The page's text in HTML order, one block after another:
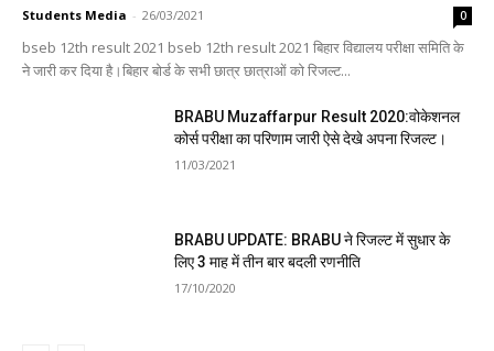
Students Media - 26/03/2021 0
bseb 12th result 2021 bseb 12th result 2021 बिहार विद्यालय परीक्षा समिति के
ने जारी कर दिया है।बिहार बोर्ड के सभी छात्र छात्राओं को रिजल्ट...
BRABU Muzaffarpur Result 2020:वोकेशनल
कोर्स परीक्षा का परिणाम जारी ऐसे देखे अपना रिजल्ट।
11/03/2021
BRABU UPDATE: BRABU ने रिजल्ट में सुधार के
लिए 3 माह में तीन बार बदली रणनीति
17/10/2020